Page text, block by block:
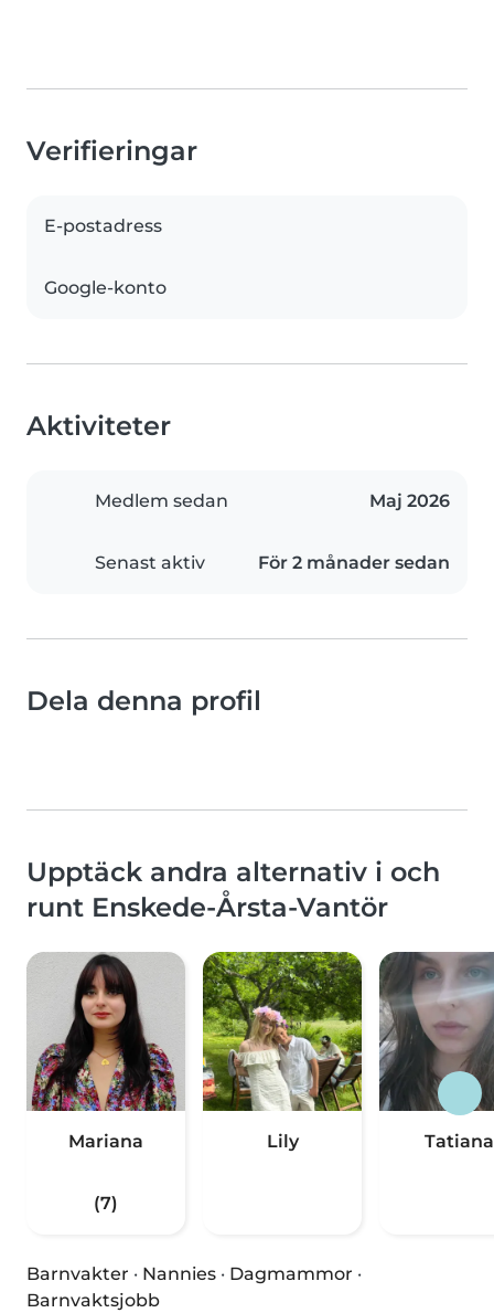
Verifieringar
E-postadress
Google-konto
Aktiviteter
Medlem sedan Maj 2026
Senast aktiv För 2 månader sedan
Dela denna profil
Upptäck andra alternativ i och
runt Enskede-Årsta-Vantör
Mariana
(7)
Lily Tatiana
Barnvakter · Nannies · Dagmammor ·
Barnvaktsjobb